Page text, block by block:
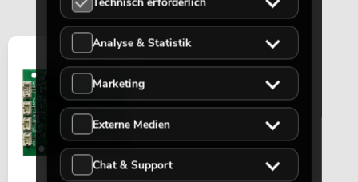
Analyse & Statistik
Marketing
Externe Medien
Chat & Support